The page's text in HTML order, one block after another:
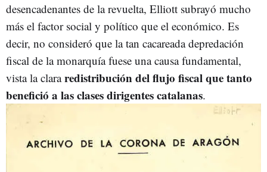
desencadenantes de la revuelta, Elliott subrayó mucho
más el factor social y político que el económico. Es
decir, no consideró que la tan cacareada depredación
fiscal de la monarquía fuese una causa fundamental,
vista la clararedistribución del flujo fiscal que tanto
benefició a las clases dirigentes catalanas.